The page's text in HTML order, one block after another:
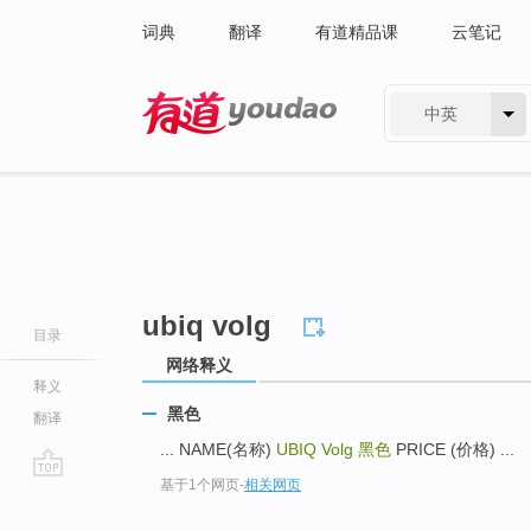
词典 翻译 有道精品课 云笔记
中英
目录
释义
翻译
ubiq volg
网络释义
黑色
... NAME(名称) UBIQ Volg 黑色 PRICE (价格) ...
基于1个网页-相关网页